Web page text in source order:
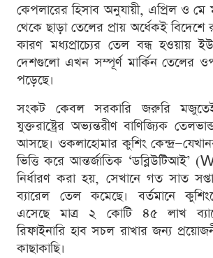
কেপলারের হিসাব অনুযায়ী, এপ্রিল ও মে
থেকে ছাড়া তেলের প্রায় অর্ধেকই বিদেশে
কারণ মধ্যপ্রাচ্যের তেল বন্ধ হওয়ায়
দেশগুলো এখন সম্পূর্ণ মার্কিন তেলের
পড়েছে।
সংকট কেবল সরকারি জরুরি মজুতেই
যুক্তরাষ্ট্রের অভ্যন্তরীণ বাণিজ্যিক
আসছে। ওকলাহোমার কুশিং
ভিত্তি করে আন্তর্জাতিক ‘ডব্লিউটিআই’
নির্ধারণ করা হয়, সেখানে গত সাত
ব্যারেল তেল কমেছে। বর্তমানে
এসেছে মাত্র ২ কোটি ৪৫ লাখ
রিফাইনারি হাব সচল রাখার জন্য
কাছাকাছি।